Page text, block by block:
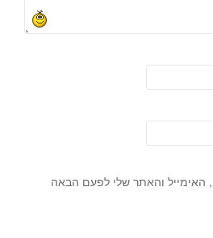
והאתר שלי לפעם הבאה